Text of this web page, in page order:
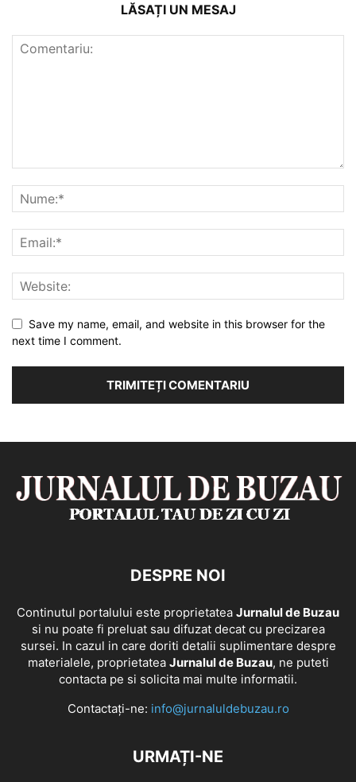
LĂSAȚI UN MESAJ
Save my name, email, and website in this browser for the
next time I comment.
DESPRE NOI
Continutul portalului este proprietatea Jurnalul de Buzau
si nu poate fi preluat sau difuzat decat cu precizarea
sursei. In cazul in care doriti detalii suplimentare despre
materialele, proprietatea Jurnalul de Buzau, ne puteti
contacta pe si solicita mai multe informatii.
Contactați-ne: info@jurnaluldebuzau.ro
URMAȚI-NE